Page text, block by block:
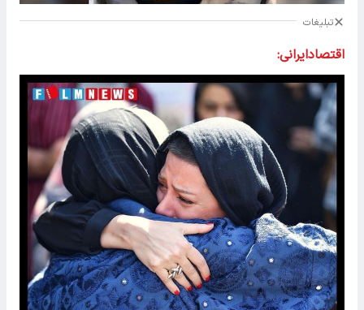
تبلیغات
اقتصادایرانی: